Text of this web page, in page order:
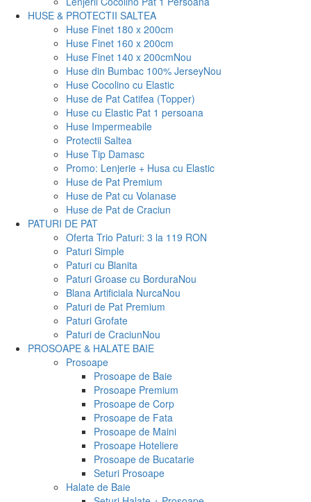
HUSE & PROTECTII SALTEA
Huse Finet 180 x 200cm
Huse Finet 160 x 200cm
Huse Finet 140 x 200cmNou
Huse din Bumbac 100% JerseyNou
Huse Cocolino cu Elastic
Huse de Pat Catifea (Topper)
Huse cu Elastic Pat 1 persoana
Huse Impermeabile
Protectii Saltea
Huse Tip Damasc
Promo: Lenjerie + Husa cu Elastic
Huse de Pat Premium
Huse de Pat cu Volanase
Huse de Pat de Craciun
PATURI DE PAT
Oferta Trio Paturi: 3 la 119 RON
Paturi Simple
Paturi cu Blanita
Paturi Groase cu BorduraNou
Blana Artificiala NurcaNou
Paturi de Pat Premium
Paturi Grofate
Paturi de CraciunNou
PROSOAPE & HALATE BAIE
Prosoape
Prosoape de Baie
Prosoape Premium
Prosoape de Corp
Prosoape de Fata
Prosoape de Maini
Prosoape Hoteliere
Prosoape de Bucatarie
Seturi Prosoape
Halate de Baie